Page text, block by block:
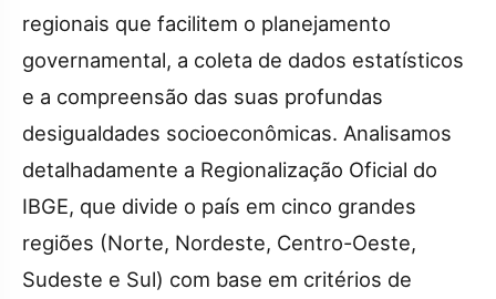
regionais que facilitem o planejamento
governamental, a coleta de dados estatísticos
e a compreensão das suas profundas
desigualdades socioeconômicas. Analisamos
detalhadamente a Regionalização Oficial do
IBGE, que divide o país em cinco grandes
regiões (Norte, Nordeste, Centro-Oeste,
Sudeste e Sul) com base em critérios de